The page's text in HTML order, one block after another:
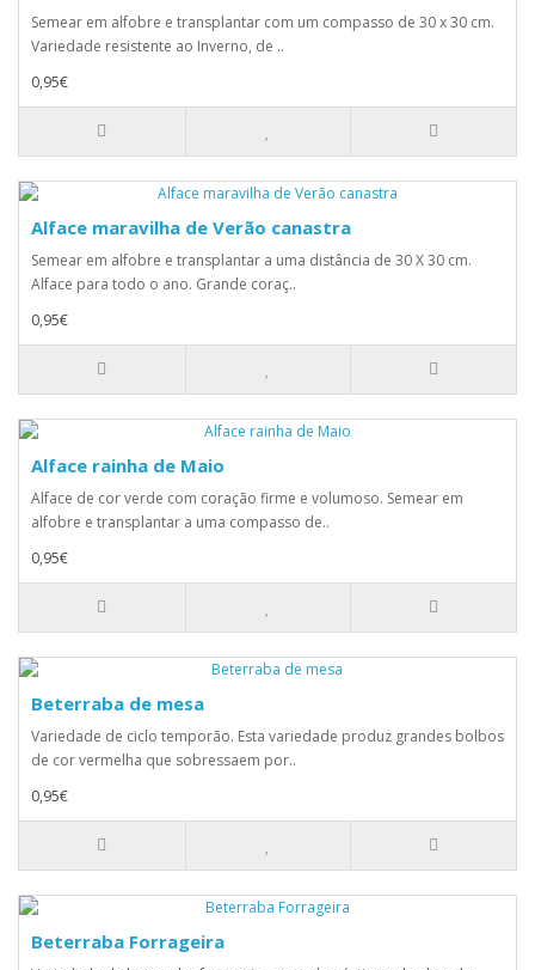
Semear em alfobre e transplantar com um compasso de 30 x 30 cm.
Variedade resistente ao Inverno, de ..
0,95€
Alface maravilha de Verão canastra
Semear em alfobre e transplantar a uma distância de 30 X 30 cm.
Alface para todo o ano. Grande coraç..
0,95€
Alface rainha de Maio
Alface de cor verde com coração firme e volumoso. Semear em
alfobre e transplantar a uma compasso de..
0,95€
Beterraba de mesa
Variedade de ciclo temporão. Esta variedade produz grandes bolbos
de cor vermelha que sobressaem por..
0,95€
Beterraba Forrageira